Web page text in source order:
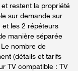
restent la propriété
sur demande sur
les 2 répéteurs
manière séparée
nombre de
(détails et tarifs
TV compatible : TV